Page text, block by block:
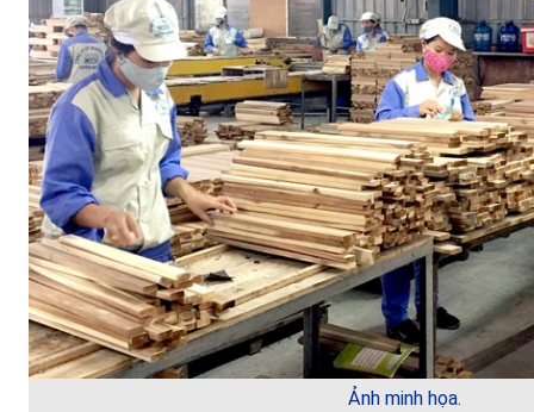
Ảnh minh họa.